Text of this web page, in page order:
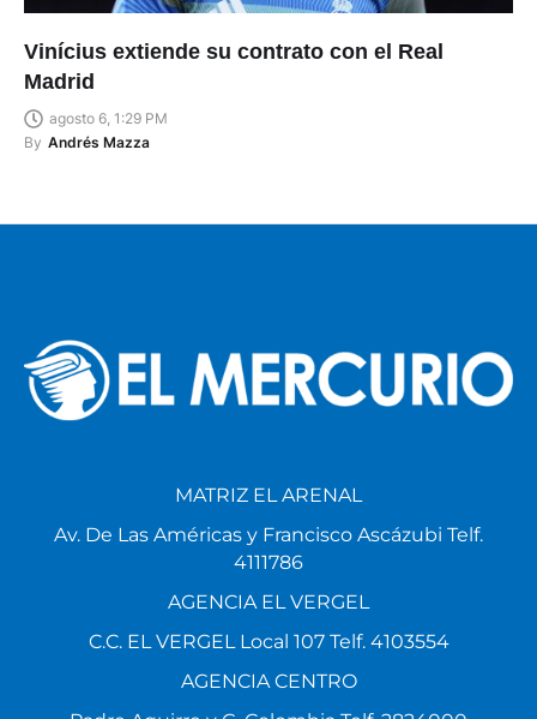
Vinícius extiende su contrato con el Real
Madrid
agosto 6, 1:29 PM
By Andrés Mazza
MATRIZ EL ARENAL
Av. De Las Américas y Francisco Ascázubi Telf.
4111786
AGENCIA EL VERGEL
C.C. EL VERGEL Local 107 Telf. 4103554
AGENCIA CENTRO